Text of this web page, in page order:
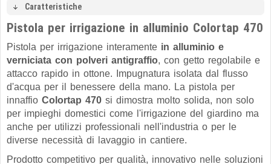
Caratteristiche
Pistola per irrigazione in alluminio Colortap 470
Pistola per irrigazione interamente in alluminio e
verniciata con polveri antigraffio, con getto regolabile e
attacco rapido in ottone. Impugnatura isolata dal flusso
d'acqua per il benessere della mano. La pistola per
innaffio Colortap 470 si dimostra molto solida, non solo
per impieghi domestici come l'irrigazione del giardino ma
anche per utilizzi professionali nell'industria o per le
diverse necessità di lavaggio in cantiere.
Prodotto competitivo per qualità, innovativo nelle soluzioni